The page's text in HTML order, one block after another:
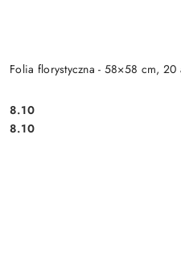
Folia florystyczna - 58×58 cm, 20
Cena:
8.10
Cena:
8.10